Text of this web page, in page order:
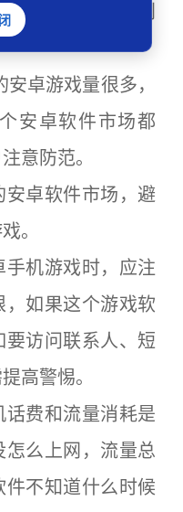
业纯净和用户利
卓游戏量很多，
安卓软件市场都
意防范。
卓软件市场，避
。
机游戏时，应注
如果这个游戏软
访问联系人、短
高警惕。
费和流量消耗是
么上网，流量总
不知道什么时候